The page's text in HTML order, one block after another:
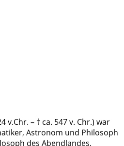
v.Chr. – † ca. 547 v. Chr.) war
Astronom und Philosoph
des Abendlandes.